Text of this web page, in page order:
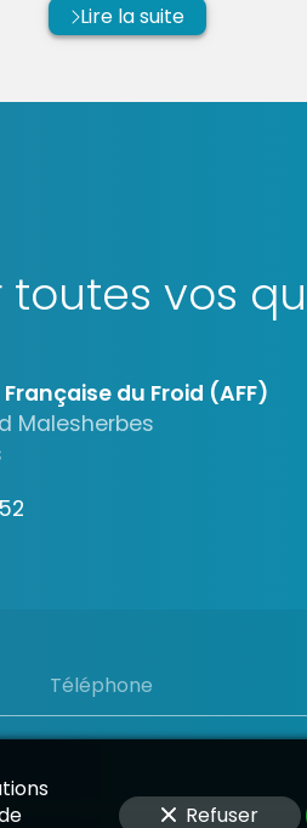
Lire la suite
vos
Téléphone
du Froid (AFF)
Malesherbes
Refuser